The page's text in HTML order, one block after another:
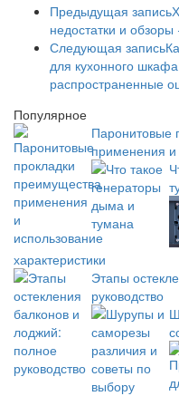
Предыдущая запись
недостатки и
Следующая запись
для кухонного
распространенные
Популярное
Паронитовые
применения и
характеристики
Этапы
руководство